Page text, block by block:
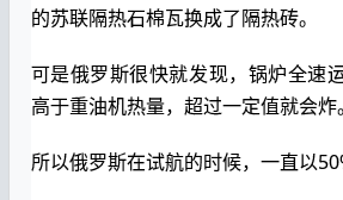
的苏联隔热石棉瓦换成了隔热砖。
可是俄罗斯很快就发现，锅炉全速
高于重油机热量，超过一定值就会炸。
所以俄罗斯在试航的时候，一直以